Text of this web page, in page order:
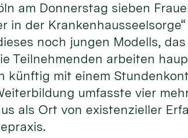
am Donnerstag sieben
in der
noch jungen Modells,
Teilnehmenden arbeiten
künftig mit einem
umfasste vier
als Ort von existenzieller